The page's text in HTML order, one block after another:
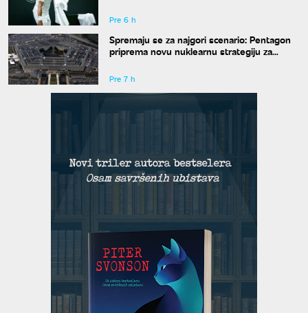
Pre 6 h
Spremaju se za najgori scenario: Pentagon
priprema novu nuklearnu strategiju za
Pre 7 h